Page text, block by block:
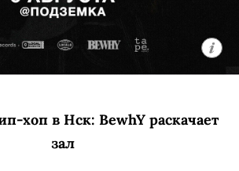
хоп в Нск: BewhY раскачает
зал